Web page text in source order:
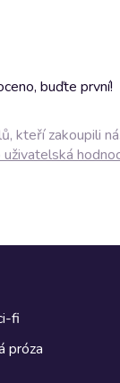
buďte první!
kteří zakoupili
fi
próza